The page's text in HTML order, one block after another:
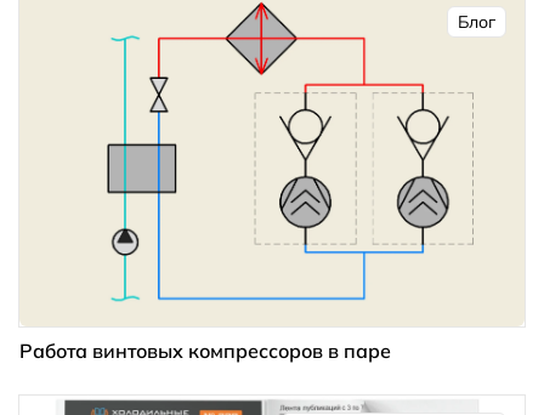
Блог
Работа винтовых компрессоров в паре